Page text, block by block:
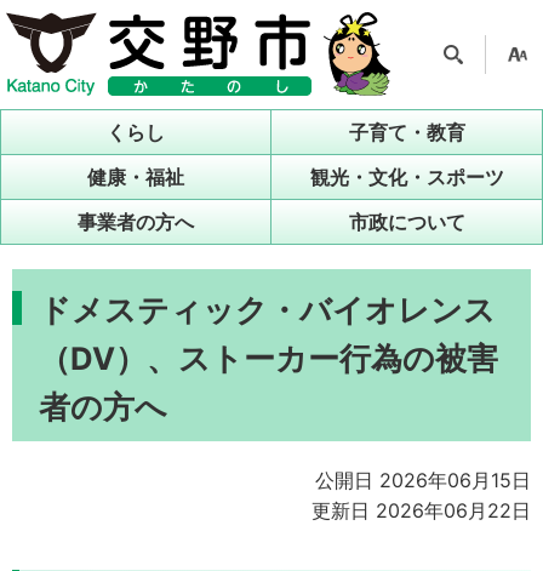
ル
くらし
子育て・教育
健康・福祉
観光・文化・スポーツ
事業者の方へ
市政について
ドメスティック・バイオレンス
（DV）、ストーカー行為の被害
者の方へ
公開日 2026年06月15日
更新日 2026年06月22日